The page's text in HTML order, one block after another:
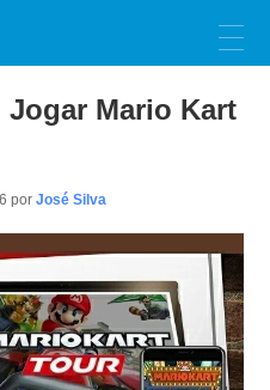
Mario Kart
porJosé Silva